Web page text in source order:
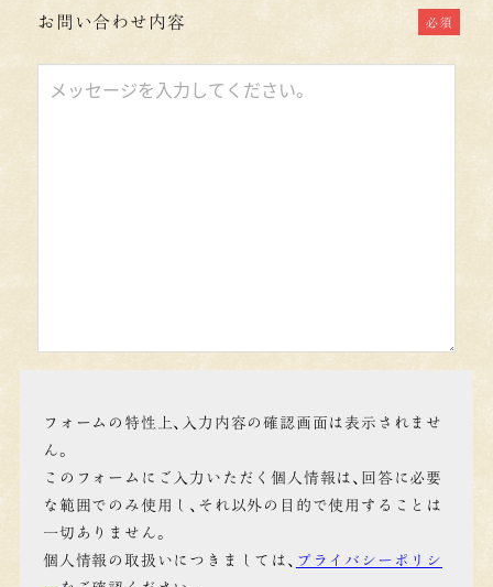
だ
さ
い
お問い合わせ内容 必須
フォームの特性上、入力内容の確認画面は表示されませ
ん。
このフォームにご入力いただく個人情報は、回答に必要
な範囲でのみ使用し、それ以外の目的で使用することは
一切ありません。
個人情報の取扱いにつきましては、 プライバシーポリシ